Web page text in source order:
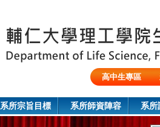
高中生專區
系所宗旨目標 系所師資陣容 系所